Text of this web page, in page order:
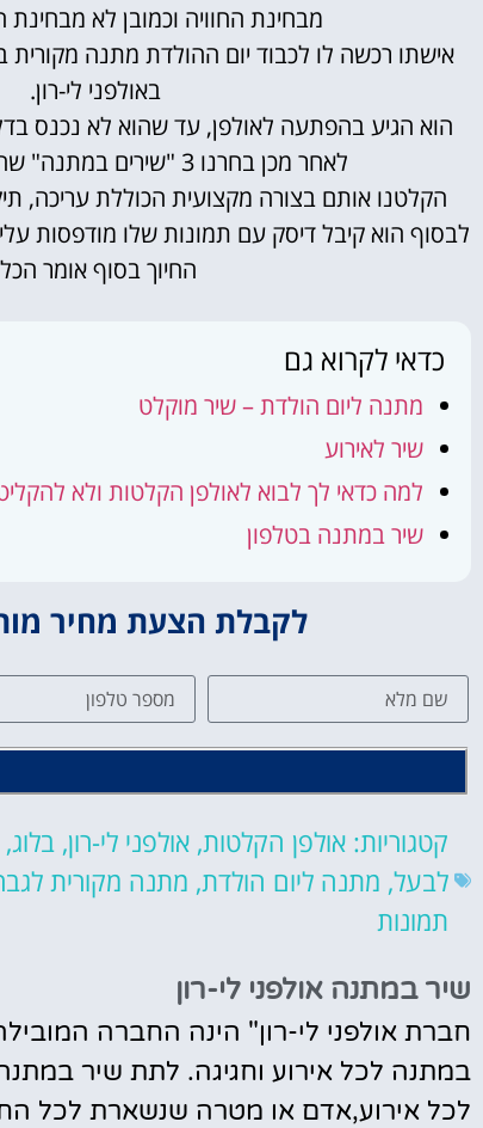
מבחינת החוויה וכמובן לא
אישתו רכשה לו לכבוד יום ההולדת מתנה
באולפני לי-רון.
הוא הגיע בהפתעה לאולפן, עד שהוא לא נכנס
לאחר מכן בחרנו 3 "שירים במתנה" שהוא רוצה להקליט.
הקלטנו אותם בצורה מקצועית הכוללת עריכה,
לבסוף הוא קיבל דיסק עם תמונות שלו מודפסות
החיוך בסוף אומר
כדאי לקרוא גם
מתנה ליום הולדת – שיר מוקלט
שיר לאירוע
למה כדאי לך לבוא לאולפן הקלטות ולא
שיר במתנה בטלפון
לקבלת הצעת מחיר
קטגוריות: אולפן הקלטות, אולפני לי-רון, בלוג,
לבעל, מתנה ליום הולדת, מתנה מקורית
תמונות
שיר במתנה אולפני לי-רון
במתנה לכל אירוע וחגיגה. לתת שיר
לכל אירוע,אדם או מטרה שנשארת לכל